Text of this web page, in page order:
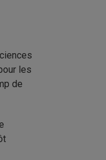
les
de